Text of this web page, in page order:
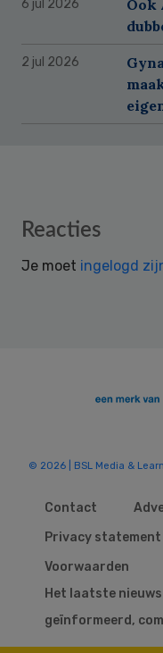
6 jul 2026
Ook
2 jul 2026
Reader
Reacties
Je moet ingelogd
© 2026 | BSL Media &
Contact
Privacy statement
Voorwaarden
Het laatste
geïnformeerd,